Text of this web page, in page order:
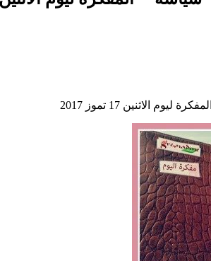
الاثنين 17 تموز 2017